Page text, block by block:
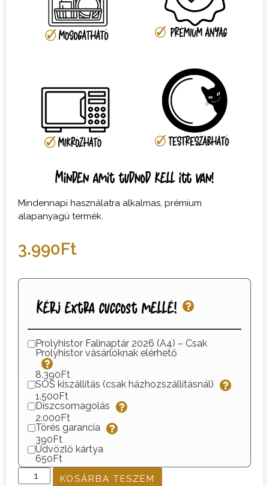
Minden amit tudnod kell itt van!
Mindennapi használatra alkalmas, prémium
alapanyagú termék.
3.990Ft
Kérj extra cuccost mellé!
Prolyhistor Falinaptár 2026 (A4) – Csak
Prolyhistor vásárlóknak elérhető
8.390Ft
SOS kiszállítás (csak házhozszállításnál)
1.500Ft
Díszcsomagolás
2.000Ft
Törés garancia
390Ft
Üdvözlő kártya
650Ft
KOSÁRBA TESZEM